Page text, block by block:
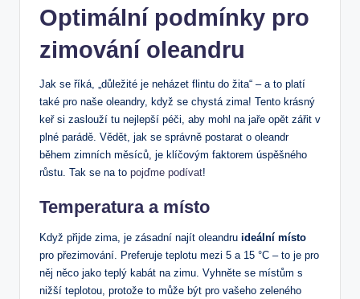
Optimální podmínky pro
zimování ⁤oleandru
Jak⁤ se říká, „důležité ‌je neházet flintu⁢ do žita“ – a to ​platí
také pro naše oleandry,⁢ když se ‌chystá zima!⁤ Tento krásný
keř ​si zaslouží tu nejlepší péči, aby⁤ mohl na jaře ‍opět zářit⁣ v⁢
plné‌ parádě. Vědět, ‌jak⁤ se správně⁣ postarat o oleandr
během zimních měsíců, je klíčovým faktorem úspěšného
růstu. Tak⁢ se na to pojďme podívat!
Temperatura a místo
Když ​přijde zima,‌ je zásadní ⁣najít oleandru​ ideální místo
pro přezimování. Preferuje teplotu mezi 5 ⁣a 15 °C –⁢ to⁣ je pro
něj něco ‌jako‌ teplý ‌kabát na ⁢zimu.⁣ Vyhněte se místům ‍s
‌nižší teplotou, protože⁢ to⁢ může ‌být ⁤pro vašeho⁢ zeleného